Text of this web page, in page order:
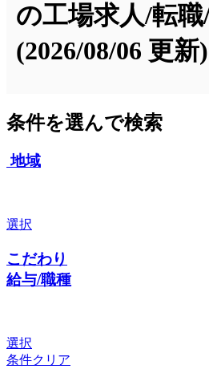
の工場求人/転
(2026/08/06 更新)
条件を選んで検索
地域
選択
こだわり
給与/職種
選択
条件クリア